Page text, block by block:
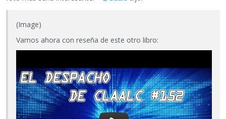
(Image)
Vamos ahora con reseña de este otro libro: